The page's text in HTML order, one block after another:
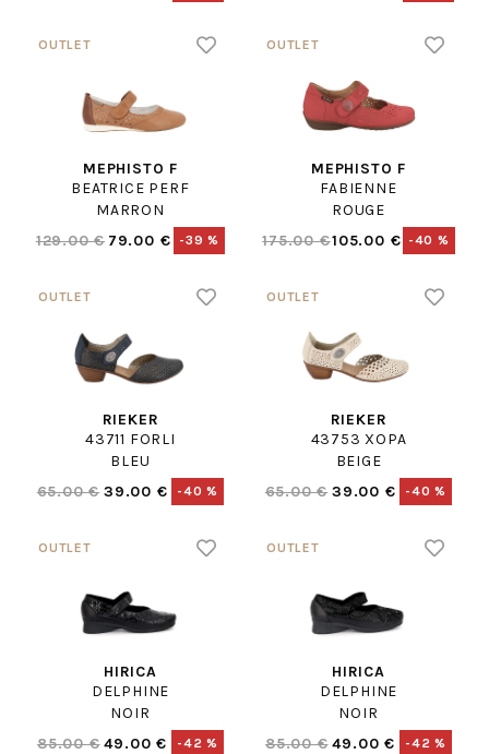
MEPHISTO F
BEATRICE PERF
MARRON
129.00 € 79.00 € -39 %
MEPHISTO F
FABIENNE
ROUGE
175.00 €105.00 € -40 %
RIEKER
43711 FORLI
BLEU
65.00 € 39.00 € -40 %
RIEKER
43753 XOPA
BEIGE
65.00 € 39.00 € -40 %
HIRICA
DELPHINE
NOIR
85.00 € 49.00 € -42 %
HIRICA
DELPHINE
NOIR
85.00 € 49.00 € -42 %